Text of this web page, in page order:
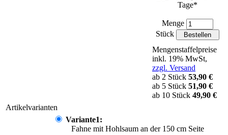
Tage*
Menge
Stück
Mengenstaffelpreise
inkl. 19% MwSt,
zzgl. Versand
ab 2 Stück 53,90 €
ab 5 Stück 51,90 €
ab 10 Stück 49,90 €
Artikelvarianten
Variante1:
Fahne mit Hohlsaum an der 150 cm Seite